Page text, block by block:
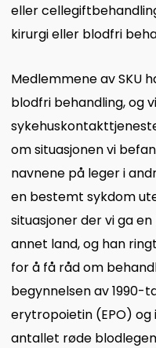
eller
kirurgi eller blodfri
Medlemmene av SKU
blodfri behandling, og
om situasjonen vi
navnene på leger i
en bestemt sykdom
situasjoner der vi ga
annet land, og han
for å få råd om
begynnelsen av 1990-
erytropoietin (EPO)
antallet røde